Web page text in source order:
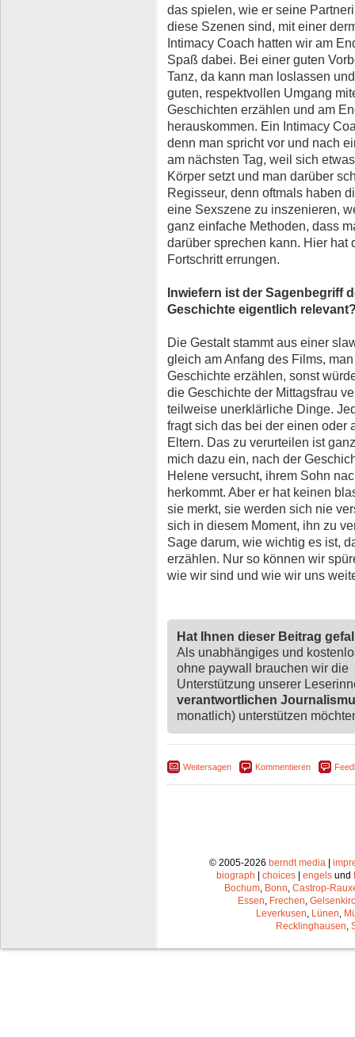
das spielen, wie er seine
diese Szenen sind, mit einer
Intimacy Coach hatten wir am
Spaß dabei. Bei einer guten
Tanz, da kann man loslassen
guten, respektvollen Umgang
Geschichten erzählen und am
herauskommen. Ein Intimacy
denn man spricht vor und nach
am nächsten Tag, weil sich
Körper setzt und man darüber
Regisseur, denn oftmals haben
eine Sexszene zu inszenieren,
ganz einfache Methoden, dass
darüber sprechen kann. Hier hat
Fortschritt errungen.
Inwiefern ist der Sagenbegriff
Geschichte eigentlich
Die Gestalt stammt aus einer
gleich am Anfang des Films,
Geschichte erzählen, sonst
die Geschichte der Mittagsfrau
teilweise unerklärliche Dinge.
fragt sich das bei der einen oder
Eltern. Das zu verurteilen ist
mich dazu ein, nach der
Helene versucht, ihrem Sohn
herkommt. Aber er hat keinen
sie merkt, sie werden sich nie
sich in diesem Moment, ihn zu
Sage darum, wie wichtig es ist,
erzählen. Nur so können wir
wie wir sind und wie wir uns
Hat Ihnen dieser Beitrag
Als unabhängiges und
ohne paywall brauchen wir die
Unterstützung unserer
verantwortlichen
monatlich) unterstützen
Weitersagen Kommentieren
© 2005-2026 berndt media|
biograph
choices engels und
Bochum, Bonn, Castrop-
Essen, Frechen,
Leverkusen, Lünen,
Recklinghausen,